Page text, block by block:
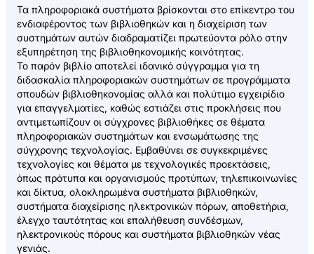
Τα πληροφοριακά συστήματα βρίσκονται στο επίκεντρο του
ενδιαφέροντος των βιβλιοθηκών και η διαχείριση των
συστημάτων αυτών διαδραματίζει πρωτεύοντα ρόλο στην
εξυπηρέτηση της βιβλιοθηκονομικής κοινότητας.
Το παρόν βιβλίο αποτελεί ιδανικό σύγγραμμα για τη
διδασκαλία πληροφοριακών συστημάτων σε προγράμματα
σπουδών βιβλιοθηκονομίας αλλά και πολύτιμο εγχειρίδιο
για επαγγελματίες, καθώς εστιάζει στις προκλήσεις που
αντιμετωπίζουν οι σύγχρονες βιβλιοθήκες σε θέματα
πληροφοριακών συστημάτων και ενσωμάτωσης της
σύγχρονης τεχνολογίας. Εμβαθύνει σε συγκεκριμένες
τεχνολογίες και θέματα με τεχνολογικές προεκτάσεις,
όπως πρότυπα και οργανισμούς προτύπων, τηλεπικοινωνίες
και δίκτυα, ολοκληρωμένα συστήματα βιβλιοθηκών,
συστήματα διαχείρισης ηλεκτρονικών πόρων, αποθετήρια,
έλεγχο ταυτότητας και επαλήθευση συνδέσμων,
ηλεκτρονικούς πόρους και συστήματα βιβλιοθηκών νέας
γενιάς.